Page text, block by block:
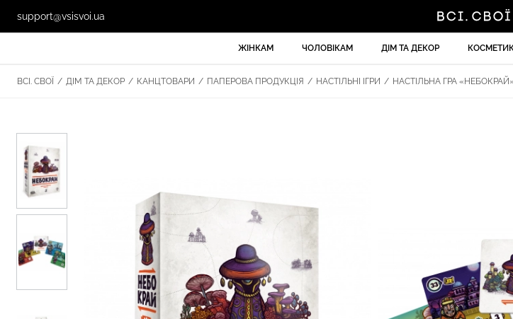
support@vsisvoi.ua
ЖІНКАМ ЧОЛОВІКАМ ДІМ ТА ДЕКОР
ВСІ. СВОЇ / ДІМ ТА ДЕКОР / КАНЦТОВАРИ / ПАПЕРОВА ПРОДУКЦІЯ / НАСТІЛЬНІ ІГРИ / НАСТІЛЬНА ГРА